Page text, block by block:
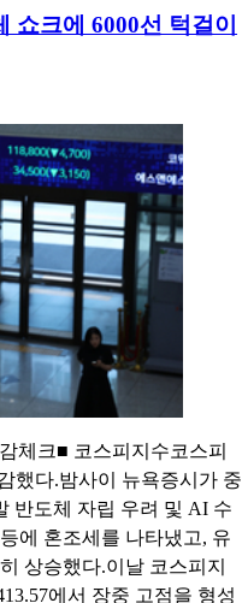
쇼크에 6000선 턱걸이
체크■ 코스피지수코스피
했다.밤사이 뉴욕증시가 중
반도체 자립 우려 및 AI 수
에 혼조세를 나타냈고, 유
상승했다.이날 코스피지
에서 장중 고점을 형성